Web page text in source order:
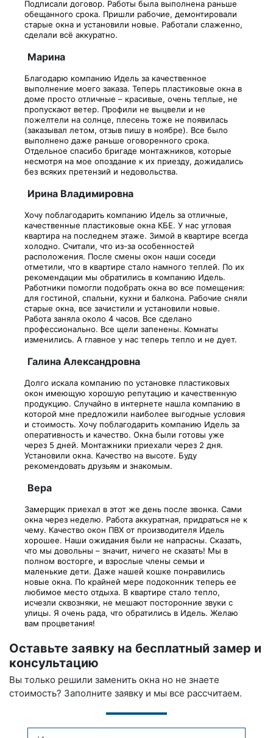
Подписали договор. Работы была выполнена раньше
обещанного срока. Пришли рабочие, демонтировали
старые окна и установили новые. Работали слаженно,
сделали всё аккуратно.
Марина
Благодарю компанию Идель за качественное
выполнение моего заказа. Теперь пластиковые окна в
доме просто отличные – красивые, очень теплые, не
пропускают ветер. Профили не выцвели и не
пожелтели на солнце, плесень тоже не появилась
(заказывал летом, отзыв пишу в ноябре). Все было
выполнено даже раньше оговоренного срока.
Отдельное спасибо бригаде монтажников, которые
несмотря на мое опоздание к их приезду, дожидались
без всяких претензий и недовольства.
Ирина Владимировна
Хочу поблагодарить компанию Идель за отличные,
качественные пластиковые окна КБЕ. У нас угловая
квартира на последнем этаже. Зимой в квартире всегда
холодно. Считали, что из-за особенностей
расположения. После смены окон наши соседи
отметили, что в квартире стало намного теплей. По их
рекомендации мы обратились в компанию Идель.
Работники помогли подобрать окна во все помещения:
для гостиной, спальни, кухни и балкона. Рабочие сняли
старые окна, все зачистили и установили новые.
Работа заняла около 4 часов. Все сделано
профессионально. Все щели запенены. Комнаты
изменились. А главное у нас теперь тепло и не дует.
Галина Александровна
Долго искала компанию по установке пластиковых
окон имеющую хорошую репутацию и качественную
продукцию. Случайно в интернете нашла компанию в
которой мне предложили наиболее выгодные условия
и стоимость. Хочу поблагодарить компанию Идель за
оперативность и качество. Окна были готовы уже
через 5 дней. Монтажники приехали через 2 дня.
Установили окна. Качество на высоте. Буду
рекомендовать друзьям и знакомым.
Вера
Замерщик приехал в этот же день после звонка. Сами
окна через неделю. Работа аккуратная, придраться не к
чему. Качество окон ПВХ от производителя Идель
хорошее. Наши ожидания были не напрасны. Сказать,
что мы довольны – значит, ничего не сказать! Мы в
полном восторге, и взрослые члены семьи и
маленькие дети. Даже нашей кошке понравились
новые окна. По крайней мере подоконник теперь ее
любимое место отдыха. В квартире стало тепло,
исчезли сквозняки, не мешают посторонние звуки с
улицы. Я очень рада, что обратились в Идель. Желаю
вам процветания!
Оставьте заявку на бесплатный замер и
консультацию
Вы только решили заменить окна но не знаете
стоимость? Заполните заявку и мы все рассчитаем.